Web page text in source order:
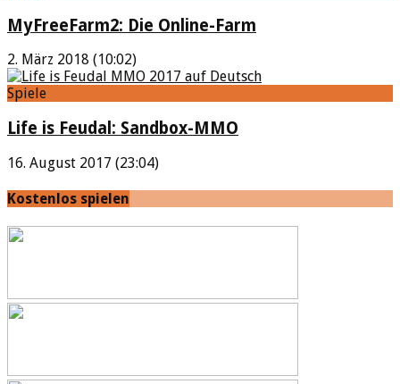
MyFreeFarm2: Die Online-Farm
2. März 2018 (10:02)
Spiele
Life is Feudal: Sandbox-MMO
16. August 2017 (23:04)
Kostenlos spielen